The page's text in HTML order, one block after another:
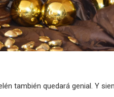
también quedará genial. Y